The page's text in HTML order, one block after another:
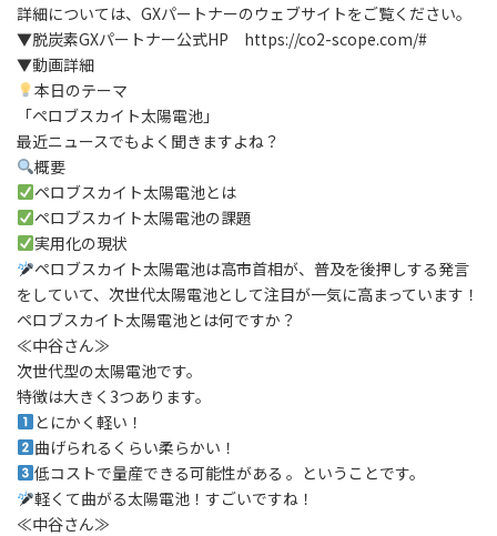
詳細については、GXパートナーのウェブサイトをご覧ください。
▼脱炭素GXパートナー公式HP https://co2-scope.com/#
▼動画詳細
本日のテーマ
「ペロブスカイト太陽電池」
最近ニュースでもよく聞きますよね？
概要
ペロブスカイト太陽電池とは
ペロブスカイト太陽電池の課題
実用化の現状
ペロブスカイト太陽電池は高市首相が、普及を後押しする発言
をしていて、次世代太陽電池として注目が一気に高まっています！
ペロブスカイト太陽電池とは何ですか？
≪中谷さん≫
次世代型の太陽電池です。
特徴は大きく3つあります。
とにかく軽い！
曲げられるくらい柔らかい！
低コストで量産できる可能性がある 。ということです。
軽くて曲がる太陽電池！すごいですね！
≪中谷さん≫